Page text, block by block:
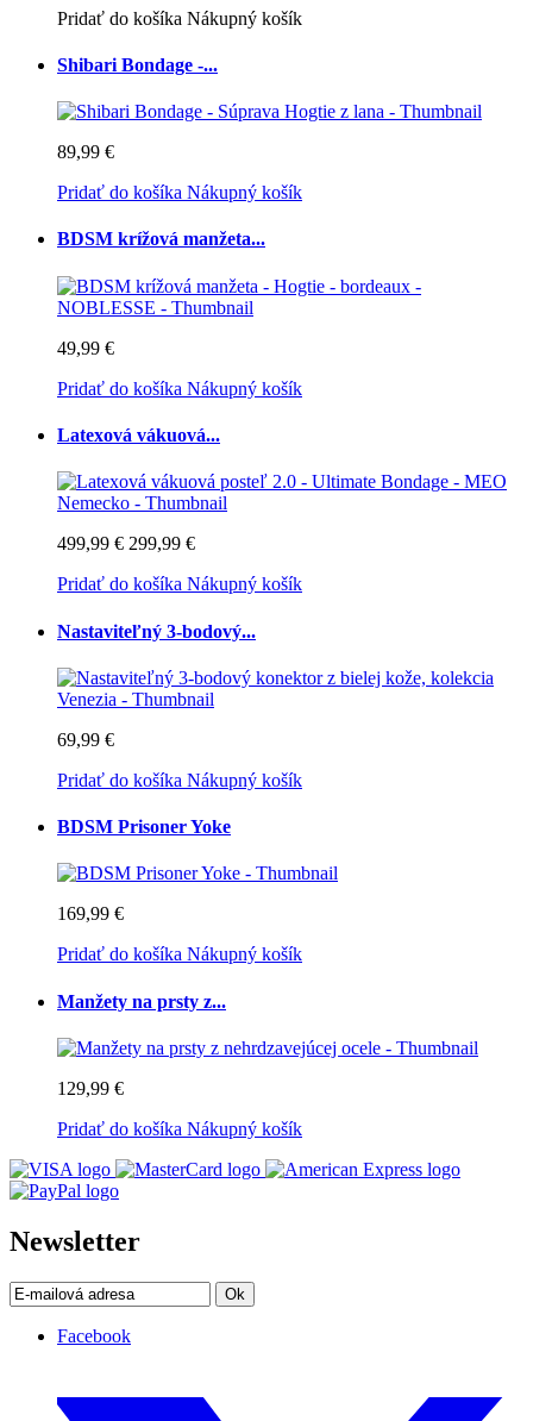
Pridať do košíka Nákupný košík
Shibari Bondage -...
89,99 €
Pridať do košíka Nákupný košík
BDSM krížová manžeta...
49,99 €
Pridať do košíka Nákupný košík
Latexová vákuová...
499,99 € 299,99 €
Pridať do košíka Nákupný košík
Nastaviteľný 3-bodový...
69,99 €
Pridať do košíka Nákupný košík
BDSM Prisoner Yoke
169,99 €
Pridať do košíka Nákupný košík
Manžety na prsty z...
129,99 €
Pridať do košíka Nákupný košík
Newsletter
Ok
Facebook